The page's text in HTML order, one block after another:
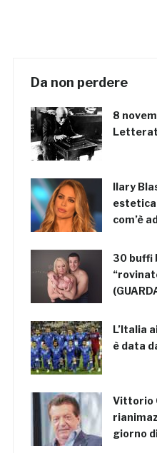
Da non perdere
8
Ilary
com’è
30 buffi
L’Italia
è data
Vittorio
giorno